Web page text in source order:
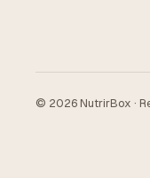
© 2026NutrirBox ·